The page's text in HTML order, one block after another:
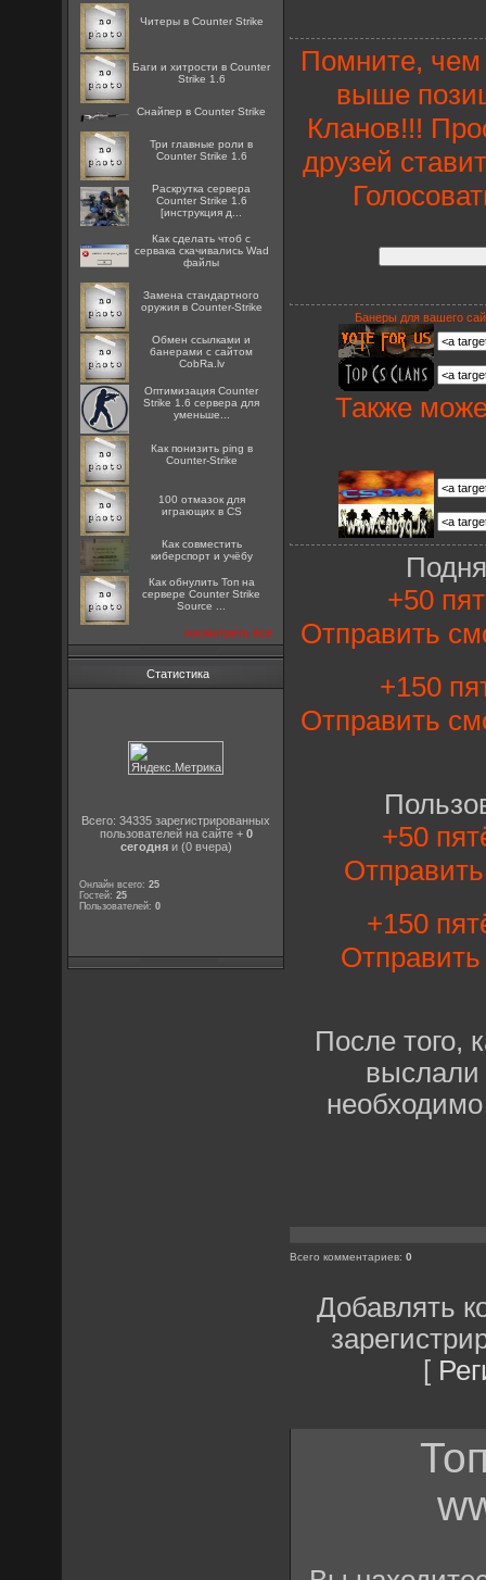
Читеры в Counter Strike
Баги и хитрости в Counter
Strike 1.6
Снайпер в Counter Strike
Три главные роли в
Counter Strike 1.6
Раскрутка сервера
Counter Strike 1.6
[инструкция д...
Как сделать чтоб с
сервака скачивались Wad
файлы
Замена стандартного
оружия в Counter-Strike
Oбмен ссылками и
банерами с сайтом
CobRa.lv
Оптимизация Counter
Strike 1.6 сервера для
уменьше...
Как понизить ping в
Counter-Strike
100 отмазок для
играющих в CS
Как совместить
киберспорт и учёбу
Как обнулить Топ на
сервере Counter Strike
Source ...
посмотреть все
Статистика
Всего: 34335 зарегистрированных
пользователей на сайте + 0
сегодняи (0 вчера)
Онлайн всего:25
Гостей:25
Пользователей:0
Помните,
выше
Кланов!!!
друзей
Банеры для вашего
Также
+50
Отправить
+150
Отправить
+50
+150
После того,
выслали
Всего комментариев:0
Добавлять
[